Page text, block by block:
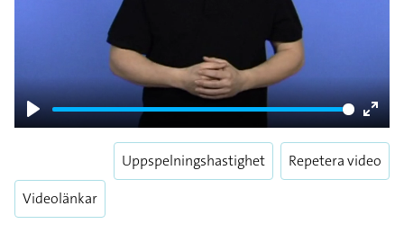
Play
Enter
Videolänkar
Uppspelningshastighet Repetera video